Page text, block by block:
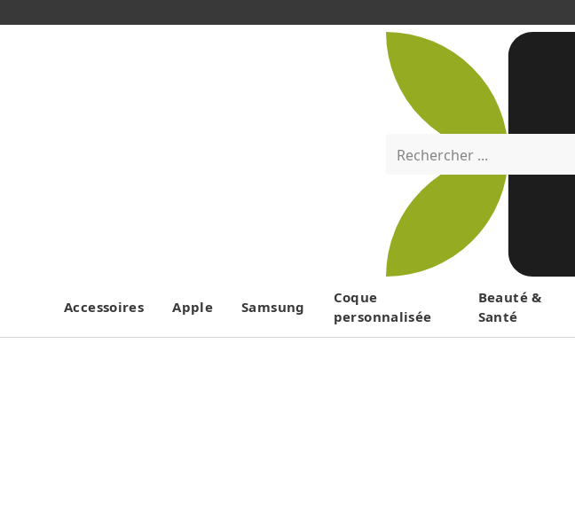
Menu
Rechercher ...
Accessoires Apple Samsung
Coque
personnalisée
Beauté &
Santé